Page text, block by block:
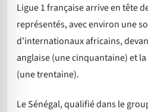
Ligue 1 française arrive en tête
représentés, avec environ une
d’internationaux africains,
anglaise (une cinquantaine) et
(une trentaine).
Le Sénégal, qualifié dans le